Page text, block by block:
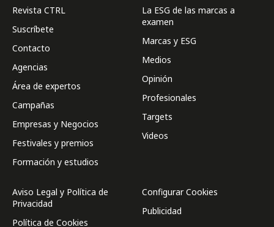
Revista CTRL
Suscríbete
Contacto
Agencias
Área de expertos
Campañas
Empresas y Negocios
Festivales y premios
Formación y estudios
La ESG de las marcas a
examen
Marcas y ESG
Medios
Opinión
Profesionales
Targets
Videos
Aviso Legal y Política de
Privacidad
Política de Cookies
Configurar Cookies
Publicidad